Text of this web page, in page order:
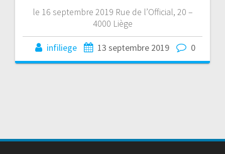
le 16 septembre 2019 Rue de l’Official, 20 –
4000 Liège
infiliege 13 septembre 2019 0